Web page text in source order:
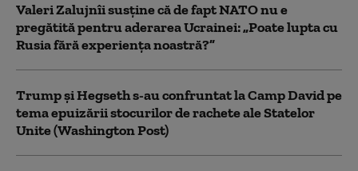
Valeri Zalujnîi susține că de fapt NATO nu e
pregătită pentru aderarea Ucrainei: „Poate lupta cu
Rusia fără experiența noastră?”
Trump şi Hegseth s-au confruntat la Camp David pe
tema epuizării stocurilor de rachete ale Statelor
Unite (Washington Post)